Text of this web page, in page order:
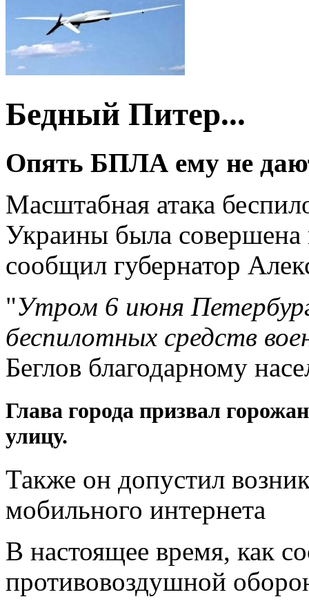
Бедный Питер...
Опять БПЛА ему не
Масштабная атака
Украины была совершена
сообщил губернатор
"Утром 6 июня
беспилотных средств
Беглов благодарному
Глава города призвал
улицу.
Также он допустил
мобильного интернета
В настоящее время, как
противовоздушной